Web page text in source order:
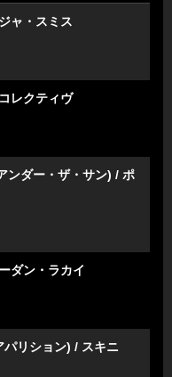
ャ・スミス
レクティヴ
ンダー・ザ・サン) / ポ
ダン・ラカイ
リション) / スキニ